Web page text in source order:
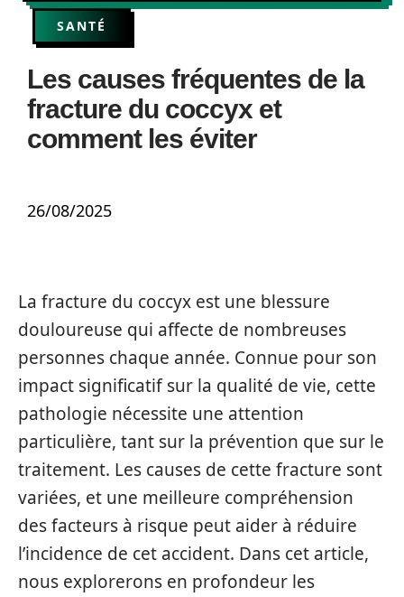
SANTÉ
Les causes fréquentes de la
fracture du coccyx et
comment les éviter
26/08/2025
La fracture du coccyx est une blessure
douloureuse qui affecte de nombreuses
personnes chaque année. Connue pour son
impact significatif sur la qualité de vie, cette
pathologie nécessite une attention
particulière, tant sur la prévention que sur le
traitement. Les causes de cette fracture sont
variées, et une meilleure compréhension
des facteurs à risque peut aider à réduire
l’incidence de cet accident. Dans cet article,
nous explorerons en profondeur les